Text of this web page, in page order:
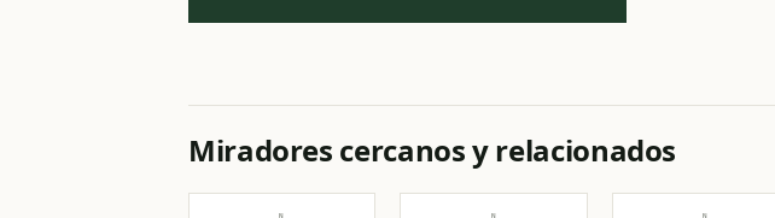
Miradores cercanos y relacionados